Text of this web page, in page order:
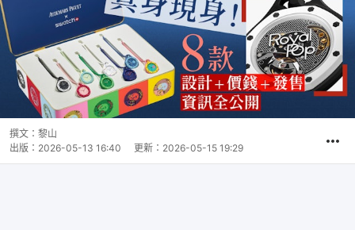
撰文： 黎山
出版： 2026-05-13 16:40 更新： 2026-05-15 19:29